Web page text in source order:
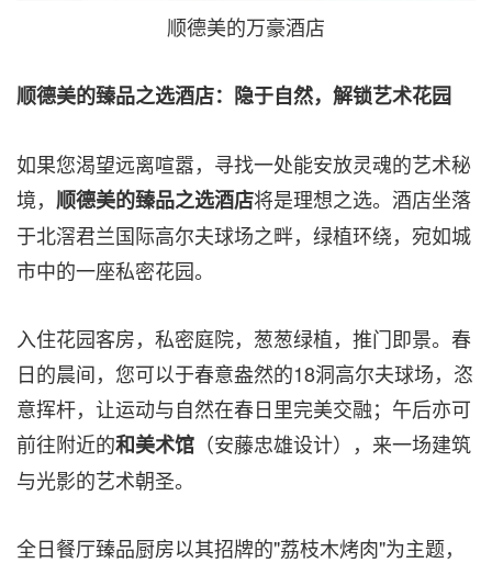
顺德美的万豪酒店
顺德美的臻品之选酒店：隐于自然，解锁艺术花园
如果您渴望远离喧嚣，寻找一处能安放灵魂的艺术秘
境， 顺德美的臻品之选酒店将是理想之选。酒店坐落
于北滘君兰国际高尔夫球场之畔，绿植环绕，宛如城
市中的一座私密花园。
入住花园客房，私密庭院，葱葱绿植，推门即景。春
日的晨间，您可以于春意盎然的18洞高尔夫球场，恣
意挥杆，让运动与自然在春日里完美交融；午后亦可
前往附近的和美术馆 （安藤忠雄设计），来一场建筑
与光影的艺术朝圣。
全日餐厅臻品厨房以其招牌的"荔枝木烤肉"为主题，